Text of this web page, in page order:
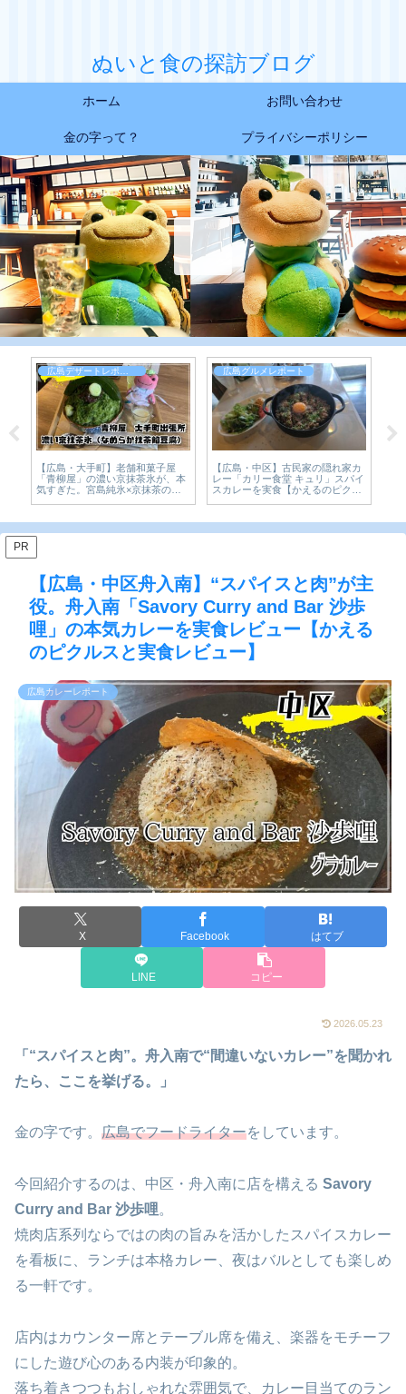
ぬいと食の探訪ブログ
ホーム お問い合わせ
金の字って？ プライバシーポリシー
広島グルメレポート
島・中区】古民家の隠れ家カ
「カリー食堂 キュリ」スパイ
レーを実食【かえるのピクル
広島グルメレポート
【広島・東区】中華料理 温品飯
店 リーズナブルな町中華。お腹
も心も大満足のカツカレー丼食べ
広島グルメ
【今を楽しめ
の胃袋をつか
郎系ラーメン
PR
【広島・中区舟入南】“スパイスと肉”が主
役。舟入南「Savory Curry and Bar 沙歩
哩」の本気カレーを実食レビュー【かえる
のピクルスと実食レビュー】
広島カレーレポート
X Facebook はてブ
LINE コピー
2026.05.23
「“スパイスと肉”。舟入南で“間違いないカレー”を聞かれ
たら、ここを挙げる。」
金の字です。 広島でフードライターをしています。
今回紹介するのは、中区・舟入南に店を構える Savory
Curry and Bar 沙歩哩。
焼肉店系列ならではの肉の旨みを活かしたスパイスカレー
を看板に、ランチは本格カレー、夜はバルとしても楽しめ
る一軒です。
店内はカウンター席とテーブル席を備え、楽器をモチーフ
にした遊び心のある内装が印象的。
落ち着きつつもおしゃれな雰囲気で、カレー目当てのラン